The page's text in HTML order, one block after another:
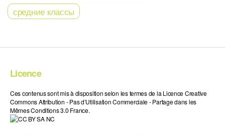
средние классы
Licence
Ces contenus sont mis à disposition selon les termes de la Licence Creative
Commons Attribution - Pas d’Utilisation Commerciale - Partage dans les
Mêmes Conditions 3.0 France.